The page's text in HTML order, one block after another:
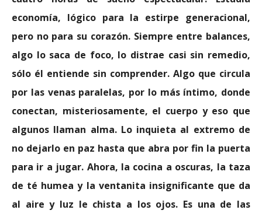
economía, lógico para la estirpe generacional,
pero no para su corazón. Siempre entre balances,
algo lo saca de foco, lo distrae casi sin remedio,
sólo él entiende sin comprender. Algo que circula
por las venas paralelas, por lo más íntimo, donde
conectan, misteriosamente, el cuerpo y eso que
algunos llaman alma. Lo inquieta al extremo de
no dejarlo en paz hasta que abra por fin la puerta
para ir a jugar. Ahora, la cocina a oscuras, la taza
de té humea y la ventanita insignificante que da
al aire y luz le chista a los ojos. Es una de las